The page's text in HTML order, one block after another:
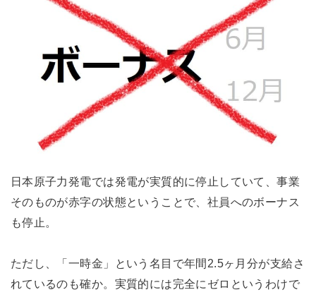
日本原子力発電では発電が実質的に停止していて、事業
そのものが赤字の状態ということで、社員へのボーナス
も停止。
ただし、「一時金」という名目で年間2.5ヶ月分が支給さ
れているのも確か。実質的には完全にゼロというわけで